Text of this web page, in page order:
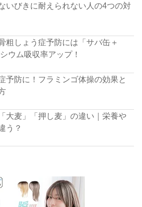
いびきに耐えられない人の4つの対
粗しょう症予防には「サバ缶＋
ウム吸収率アップ！
予防に！フラミンゴ体操の効果と
大麦」「押し麦」の違い｜栄養や
う？